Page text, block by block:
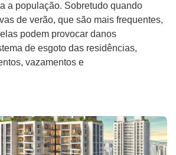
a população. Sobretudo quando
de verão, que são mais frequentes,
podem provocar danos
de esgoto das residências,
vazamentos e